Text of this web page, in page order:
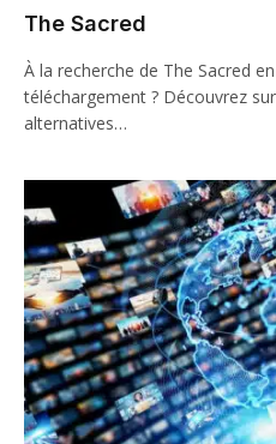
The Sacred
À la recherche de The Sacred
téléchargement ? Découvrez
alternatives…